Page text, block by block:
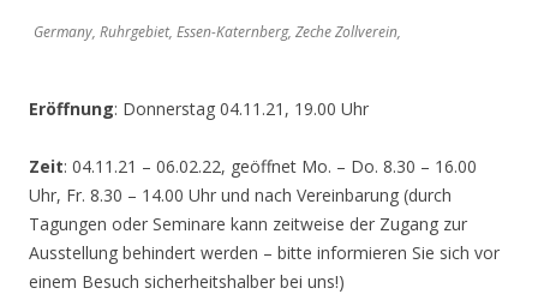
Germany, Ruhrgebiet, Essen-Katernberg, Zeche Zollverein,
Eröffnung: Donnerstag 04.11.21, 19.00 Uhr
Zeit: 04.11.21 – 06.02.22, geöffnet Mo. – Do. 8.30 – 16.00
Uhr, Fr. 8.30 – 14.00 Uhr und nach Vereinbarung (durch
Tagungen oder Seminare kann zeitweise der Zugang zur
Ausstellung behindert werden – bitte informieren Sie sich vor
einem Besuch sicherheitshalber bei uns!)